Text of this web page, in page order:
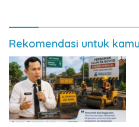
Rekomendasi untuk kamu